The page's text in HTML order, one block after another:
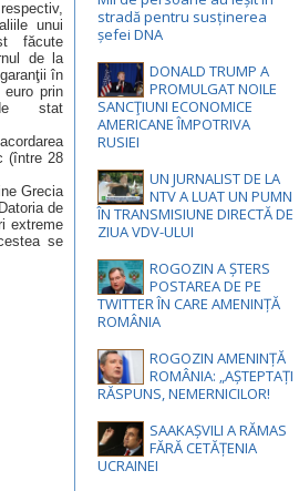
unui
făcute
de la
în
prin
stat
(între 28
Grecia
de
extreme
se
stradă pentru susținerea
șefei DNA
DONALD TRUMP A
PROMULGAT NOILE
SANCŢIUNI ECONOMICE
AMERICANE ÎMPOTRIVA
RUSIEI
UN JURNALIST DE LA
NTV A LUAT UN PUMN
ÎN TRANSMISIUNE DIRECTĂ DE
ZIUA VDV-ULUI
ROGOZIN A ȘTERS
POSTAREA DE PE
TWITTER ÎN CARE AMENINȚĂ
ROMÂNIA
ROGOZIN AMENINȚĂ
ROMÂNIA: „AȘTEPTAȚI
RĂSPUNS, NEMERNICILOR!
SAAKAȘVILI A RĂMAS
FĂRĂ CETĂȚENIA
UCRAINEI